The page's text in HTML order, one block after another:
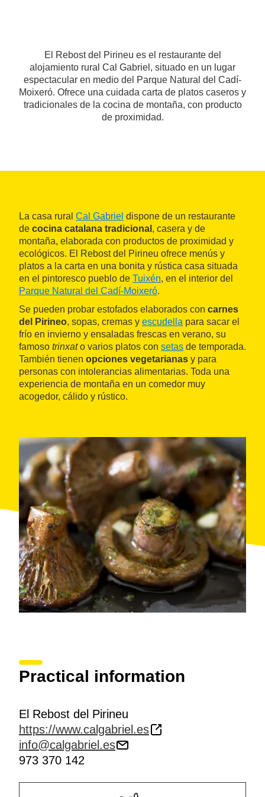
El Rebost del Pirineu es el restaurante del
alojamiento rural Cal Gabriel, situado en un lugar
espectacular en medio del Parque Natural del Cadí-
Moixeró. Ofrece una cuidada carta de platos caseros y
tradicionales de la cocina de montaña, con producto
de proximidad.
La casa rural Cal Gabriel dispone de un restaurante
de cocina catalana tradicional , casera y de
montaña, elaborada con productos de proximidad y
ecológicos. El Rebost del Pirineu ofrece menús y
platos a la carta en una bonita y rústica casa situada
en el pintoresco pueblo de Tuixén, en el interior del
Parque Natural del Cadí-Moixeró.
Se pueden probar estofados elaborados con carnes
del Pirineo, sopas, cremas y escudella para sacar el
frío en invierno y ensaladas frescas en verano, su
famoso trinxato varios platos con setas de temporada.
También tienen opciones vegetarianas y para
personas con intolerancias alimentarias. Toda una
experiencia de montaña en un comedor muy
acogedor, cálido y rústico.
Practical information
El Rebost del Pirineu
https://www.calgabriel.es
info@calgabriel.es
973 370 142